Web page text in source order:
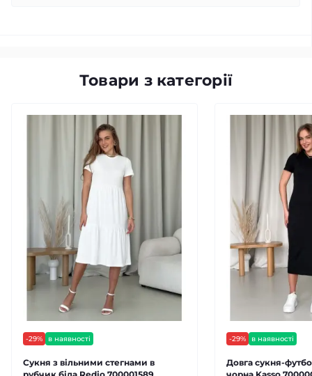
Товари з категорії
-29% в наявності
Сукня з вільними стегнами в
-29% в наявності
Довга сукня-